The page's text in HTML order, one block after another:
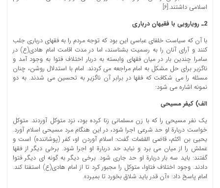
اسلامی داشتند.[6]
2ـ رویارویی با فقیهان درباری
با آن که سیاست خلفای عباسی این بود که توجه مردم را به فقهای درباری جلب
کنند و آرای آنان را به رسمیت بشناسند، اما در مدت اقامت امام هادی(ع) در
سامرا چندین بار در میان فقهای وابسته به دربار اختلاف فتوا به وجود آمد و
ناگزیر برای حل مشکل به امام مراجعه می کردند. امام با استدلال روشن، چنان
مسئله را می شکافت که فقها در برابر آن ناگزیر به تحسین می شدند. به دو
نمونه اشاره می شود:
الف) کیفر مسیحی
یک نفر مسیحی را که با زن مسلمانی زنا کرده بود، نزد متوکل آوردند. متوکل
خواست دربارة او حد شرعی اجرا شود، در این هنگام مرد مسیحی اسلام آورد.
یحیی بن اکثم، قاضی القضات گفت: اسلام آوردن او، کفر (پوشاننده) است و
عملش را از میان می برد و نباید حد دربارة او اجرا شود. برخی دیگر از فقها
گفتند: باید سه بار دربارة او حد جاری شود. برخی دیگر به گونه ای دیگر فتوا
دادند. وجود اختلاف فتاوا، متوکل را مجبور کرد تا از امام هادی(ع) استفتا کند.
امام پاسخ داد: «آن قدر باید شلاق بخورد تا بمیرد».